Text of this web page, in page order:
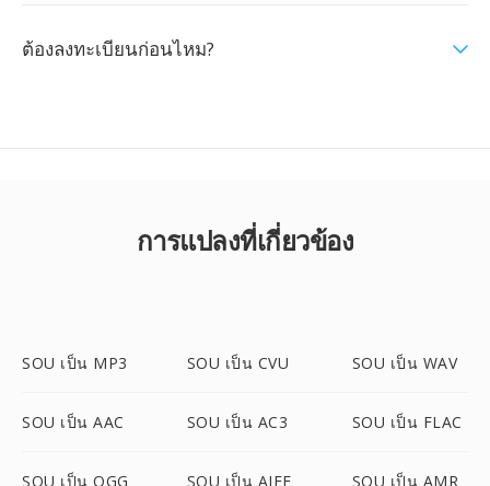
ต้องลงทะเบียนก่อนไหม?
การแปลงที่เกี่ยวข้อง
SOU เป็น MP3 SOU เป็น CVU SOU เป็น WAV
SOU เป็น AAC SOU เป็น AC3 SOU เป็น FLAC
SOU เป็น OGG SOU เป็น AIFF SOU เป็น AMR